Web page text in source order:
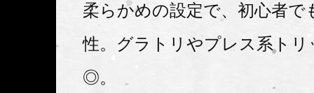
柔らかめの設定で、初心者で
性。グラトリやプレス系ト
◎。